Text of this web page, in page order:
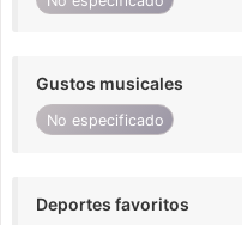
Gustos musicales
No especificado
Deportes favoritos